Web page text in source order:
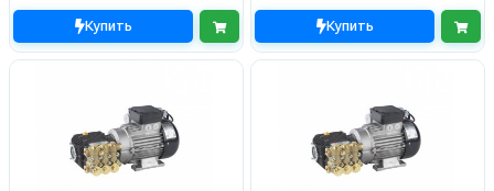
Купить Купить